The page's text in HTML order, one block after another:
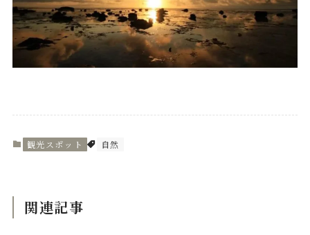
観光スポット 自然
関連記事